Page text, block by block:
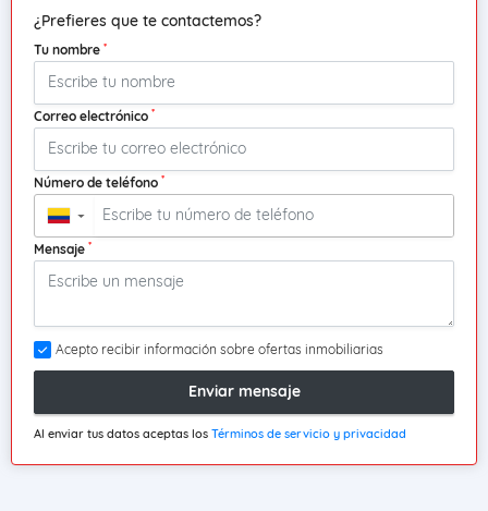
¿Prefieres que te contactemos?
Tu nombre *
Correo electrónico *
Número de teléfono *
▼
Mensaje *
Acepto recibir información sobre ofertas inmobiliarias
Enviar mensaje
Al enviar tus datos aceptas los Términos de servicio y privacidad